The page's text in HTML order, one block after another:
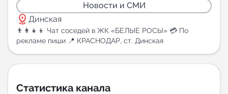
Горящие предложения
Индекс читаемости каналов в Telegram
New
New
Новости и СМИ
distance Динская
👨‍👩‍👧‍👦 Чат соседей в ЖК «БЕЛЫЕ РОСЫ» 💳 По
рекламе пиши 📍 КРАСНОДАР, ст. Динская
Статистика канала